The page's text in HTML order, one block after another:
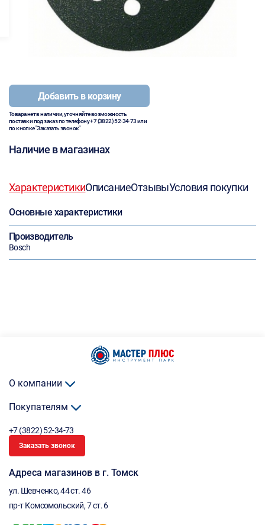
Добавить в корзину
Товара нет в наличии, уточняйте возможность
поставки под заказ по телефону+7 (3822) 52-34-73или
по кнопке "Заказать звонок"
Наличие в магазинах
ХарактеристикиОписаниеОтзывыУсловия покупки
Основные характеристики
Производитель
Bosch
О компании
Покупателям
+7 (3822) 52-34-73
Заказать звонок
Адреса магазинов в г. Томск
ул. Шевченко, 44 ст. 46
пр-т Комсомольский, 7 ст. 6